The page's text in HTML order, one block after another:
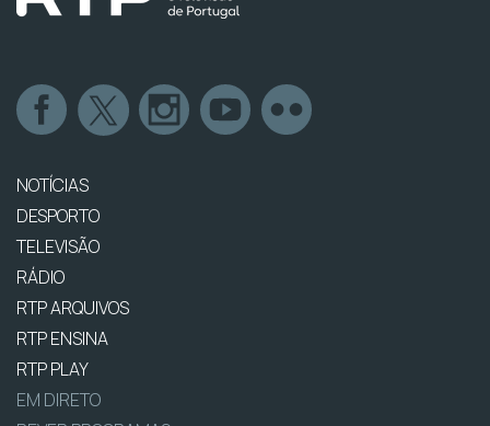
NOTÍCIAS
DESPORTO
TELEVISÃO
RÁDIO
RTP ARQUIVOS
RTP ENSINA
RTP PLAY
EM DIRETO